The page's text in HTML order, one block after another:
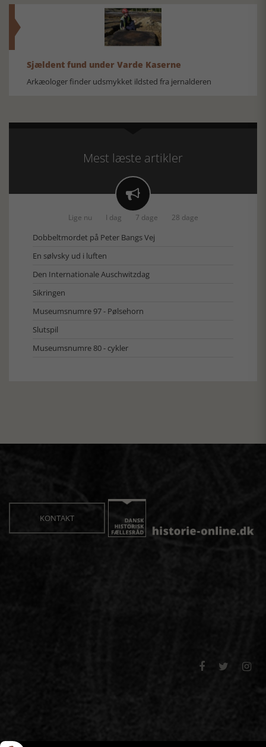
Sjældent fund under Varde Kaserne
Arkæologer finder udsmykket ildsted fra jernalderen
Mest læste artikler

Lige nu I dag 7 dage 28 dage
Dobbeltmordet på Peter Bangs Vej
En sølvsky ud i luften
Den Internationale Auschwitzdag
Sikringen
Museumsnumre 97 - Pølsehorn
Slutspil
Museumsnumre 80 - cykler
KONTAKT
  